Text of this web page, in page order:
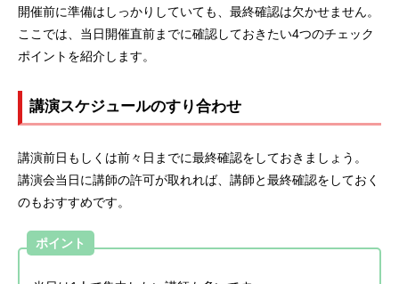
開催前に準備はしっかりしていても、最終確認は欠かせません。
ここでは、当日開催直前までに確認しておきたい4つのチェック
ポイントを紹介します。
講演スケジュールのすり合わせ
講演前日もしくは前々日までに最終確認をしておきましょう。
講演会当日に講師の許可が取れれば、講師と最終確認をしておく
のもおすすめです。
ポイント